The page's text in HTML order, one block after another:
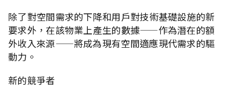
除了對空間需求的下降和用戶對技術基礎設施的新
要求外，在該物業上產生的數據——作為潛在的額
外收入來源——將成為現有空間適應現代需求的驅
動力。
新的競爭者